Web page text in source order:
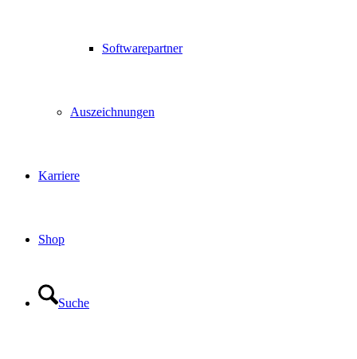
Softwarepartner
Auszeichnungen
Karriere
Shop
Suche